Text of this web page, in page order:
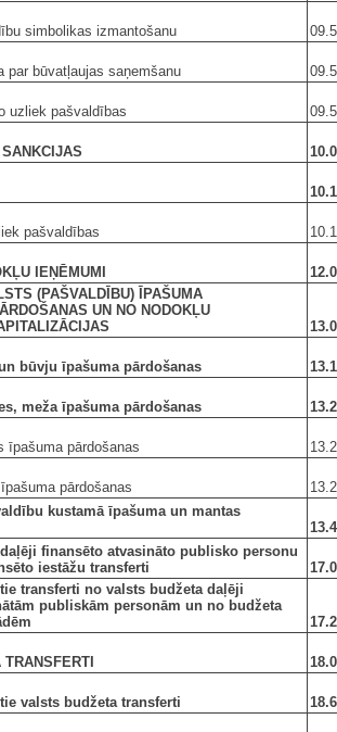
simbolikas izmantošanu
par būvatļaujas saņemšanu
uzliek pašvaldības
pašvaldības
IEŅĒMUMI
(PAŠVALDĪBU) ĪPAŠUMA
UN NO NODOKĻU
būvju īpašuma pārdošanas
meža īpašuma pārdošanas
īpašuma pārdošanas
pārdošanas
kustamā īpašuma un mantas
finansēto atvasināto publisko personu
iestāžu transferti
transferti no valsts budžeta daļēji
publiskām personām un no budžeta
valsts budžeta transferti